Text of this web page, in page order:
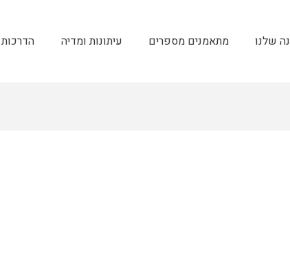
שלנו מתאמנים מספרים עיתונות ומדיה הדרכות